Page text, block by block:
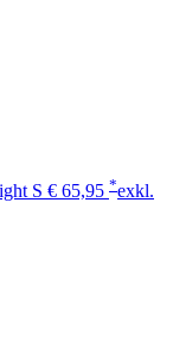
S € 65,95 *exkl.